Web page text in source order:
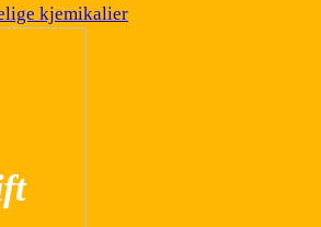
kjemikalier